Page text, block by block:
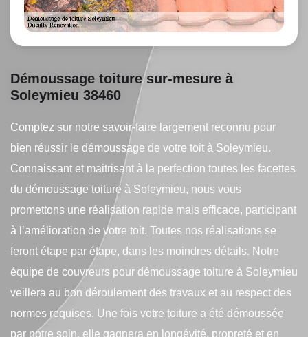
Démoussage toiture sur-mesure à
Soleymieu 38460
Comptez sur notre savoir-faire largement reconnu pour
bien réussir le démoussage de votre toit à Soleymieu.
Connaissant et maitrisant à la perfection toutes les facettes
du démoussage toiture à Soleymieu, nous vous
promettons une réalisation rapide mais efficace, participant
à l’amélioration de votre toit. Toutes nos réalisations se
feront étape par étape, dans les moindres détails. Notre
équipe de couvreurs pour démoussage toiture à Soleymieu
veillera au bon déroulement des travaux et au respect des
normes requises. Une fois votre toiture a été démoussée
par notre soin, elle gagnera en longévité, propreté et en